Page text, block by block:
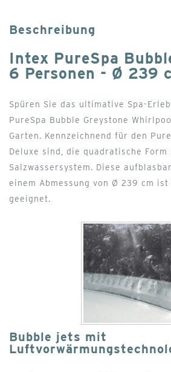
Recht lange Aufwärmphase
gewünschter Temperatur)
Beschreibung
Intex PureSpa
6 Personen - Ø 239
Spüren Sie das ultimative Spa-
PureSpa Bubble Greystone
Garten. Kennzeichnend für den
Deluxe sind, die quadratische
Salzwassersystem. Diese
einem Abmessung von Ø 239 cm
geeignet.
Bubble jets mit